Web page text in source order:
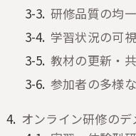
研修品質の均
学習状況の可
教材の更新・
参加者の多様
オンライン研修の